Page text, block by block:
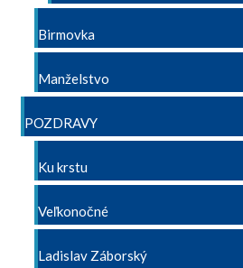
Birmovka
Manželstvo
POZDRAVY
Ku krstu
Veľkonočné
Ladislav Záborský